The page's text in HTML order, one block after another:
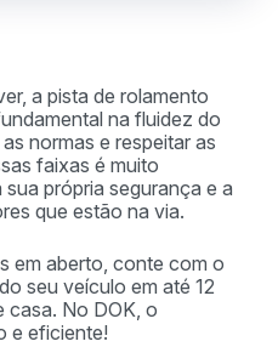
a pista de rolamento
na fluidez do
normas e respeitar as
faixas é muito
própria segurança e a
que estão na via.
em aberto, conte com o
seu veículo em até 12
casa. No DOK, o
e eficiente!